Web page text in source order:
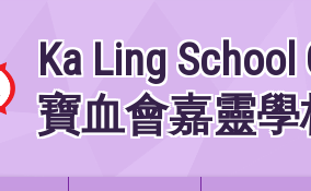
Ka Ling
寶血會嘉靈學